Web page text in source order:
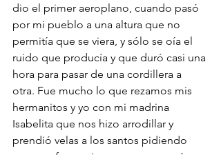
dio el primer aeroplano, cuando pasó
por mi pueblo a una altura que no
permitía que se viera, y sólo se oía el
ruido que producía y que duró casi una
hora para pasar de una cordillera a
otra. Fue mucho lo que rezamos mis
hermanitos y yo con mi madrina
Isabelita que nos hizo arrodillar y
prendió velas a los santos pidiendo